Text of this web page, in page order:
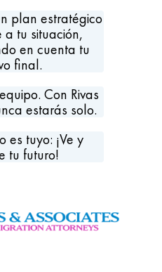
plan estratégico
a tu situación,
en cuenta tu
final.
Con Rivas
estarás solo.
es tuyo: ¡Ve y
tu futuro!